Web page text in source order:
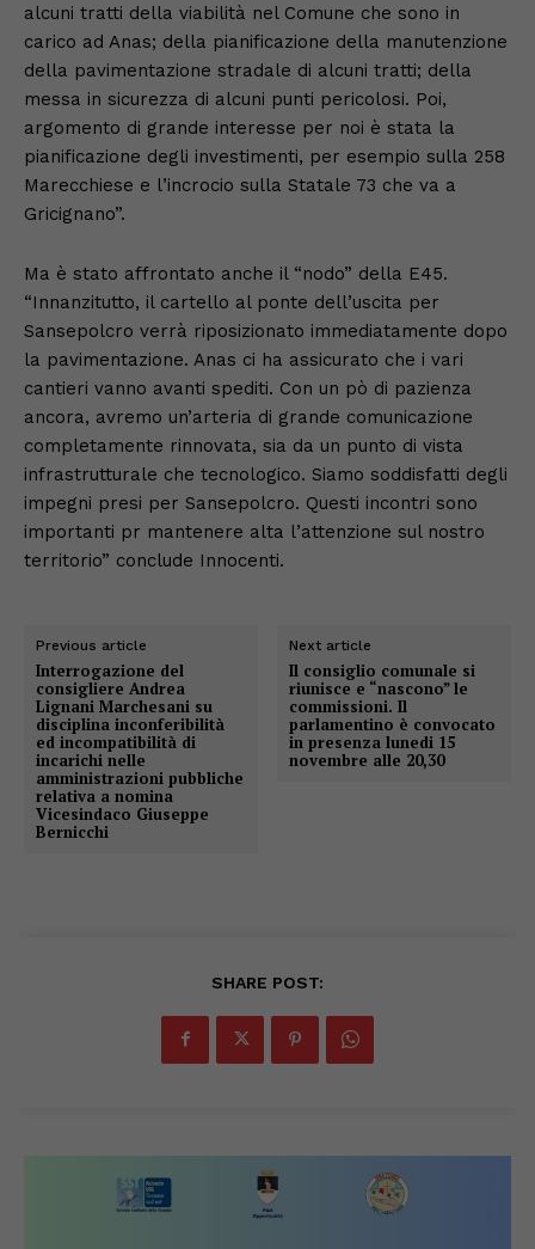
alcuni tratti della viabilità nel Comune che sono in
carico ad Anas; della pianificazione della manutenzione
della pavimentazione stradale di alcuni tratti; della
messa in sicurezza di alcuni punti pericolosi. Poi,
argomento di grande interesse per noi è stata la
pianificazione degli investimenti, per esempio sulla 258
Marecchiese e l’incrocio sulla Statale 73 che va a
Gricignano”.
Ma è stato affrontato anche il “nodo” della E45.
“Innanzitutto, il cartello al ponte dell’uscita per
Sansepolcro verrà riposizionato immediatamente dopo
la pavimentazione. Anas ci ha assicurato che i vari
cantieri vanno avanti spediti. Con un pò di pazienza
ancora, avremo un’arteria di grande comunicazione
completamente rinnovata, sia da un punto di vista
infrastrutturale che tecnologico. Siamo soddisfatti degli
impegni presi per Sansepolcro. Questi incontri sono
importanti pr mantenere alta l’attenzione sul nostro
territorio” conclude Innocenti.
Previous article
Interrogazione del
consigliere Andrea
Lignani Marchesani su
disciplina inconferibilità
ed incompatibilità di
incarichi nelle
amministrazioni pubbliche
relativa a nomina
Vicesindaco Giuseppe
Bernicchi
Next article
Il consiglio comunale si
riunisce e “nascono” le
commissioni. Il
parlamentino è convocato
in presenza lunedi 15
novembre alle 20,30
SHARE POST: